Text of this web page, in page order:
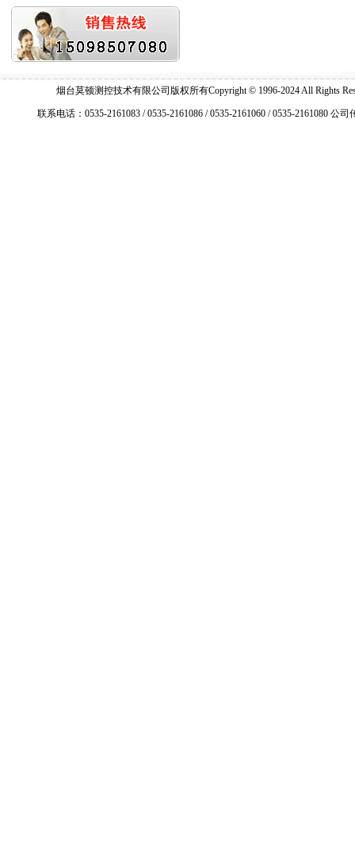
烟台莫顿测控技术有限公司版权所有Copyright © 1996-2024 All Rights
联系电话：0535-2161083 / 0535-2161086 / 0535-2161060 / 0535-2161080 公